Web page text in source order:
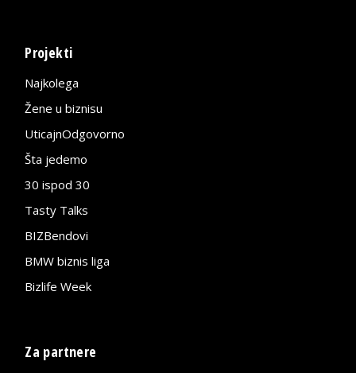
Projekti
Najkolega
Žene u biznisu
UticajnOdgovorno
Šta jedemo
30 ispod 30
Tasty Talks
BIZBendovi
BMW biznis liga
Bizlife Week
Za partnere